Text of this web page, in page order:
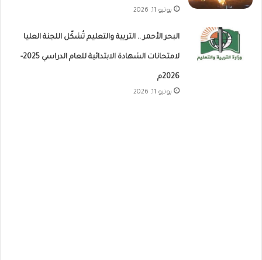
يونيو 11, 2026
البحر الأحمر .. التربية والتعليم تُشكّل اللجنة العليا
لامتحانات الشهادة الابتدائية للعام الدراسي 2025-
2026م
يونيو 11, 2026